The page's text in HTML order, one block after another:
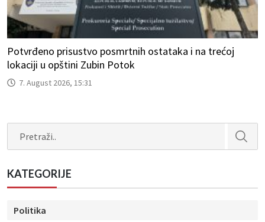
Potvrđeno prisustvo posmrtnih ostataka i na trećoj
lokaciji u opštini Zubin Potok
7. August 2026, 15:31
KATEGORIJE
Politika